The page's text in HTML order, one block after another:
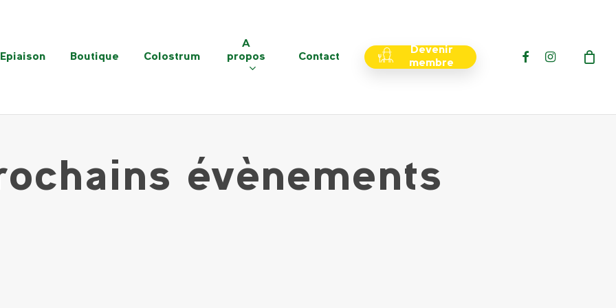
Epiaison Boutique Colostrum
A
propos Contact
Devenir
membre
facebookinstagram
évènements